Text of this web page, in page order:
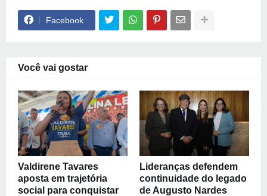
Facebook
Você vai gostar
Valdirene Tavares
aposta em trajetória
social para conquistar
Lideranças defendem
continuidade do legado
de Augusto Nardes